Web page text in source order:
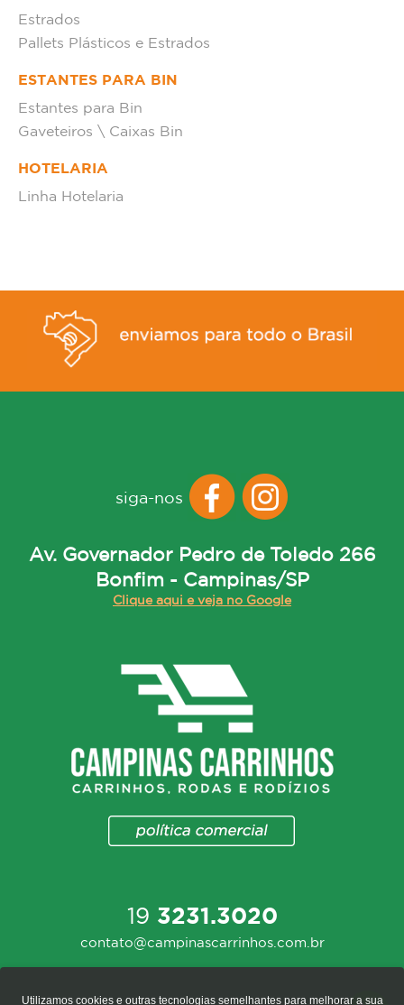
Estrados
Pallets Plásticos e Estrados
ESTANTES PARA BIN
Estantes para Bin
Gaveteiros \ Caixas Bin
HOTELARIA
Linha Hotelaria
siga-nos
Av. Governador Pedro de Toledo 266
Bonfim - Campinas/SP
Clique aqui e veja no Google
19 3231.3020
contato@campinascarrinhos.com.br
Utilizamos cookies e outras tecnologias semelhantes para melhorar a sua